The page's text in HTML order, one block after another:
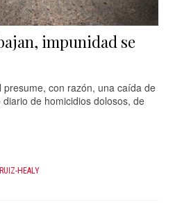
impunidad se
presume, con razón, una caída de
de homicidios dolosos, de
HEALY